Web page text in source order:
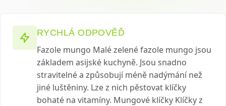
RYCHLÁ ODPOVĚĎ
Fazole mungo Malé zelené fazole mungo jsou
základem asijské kuchyně. Jsou snadno
stravitelné a způsobují méně nadýmání než
jiné luštěniny. Lze z nich pěstovat klíčky
bohaté na vitamíny. Mungové klíčky Klíčky z